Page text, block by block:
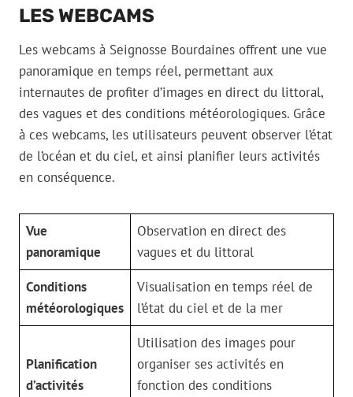
LES WEBCAMS
Les webcams à Seignosse Bourdaines offrent une vue
panoramique en temps réel, permettant aux
internautes de profiter d’images en direct du littoral,
des vagues et des conditions météorologiques. Grâce
à ces webcams, les utilisateurs peuvent observer l’état
de l’océan et du ciel, et ainsi planifier leurs activités
en conséquence.
Vue
panoramique
Observation en direct des
vagues et du littoral
Conditions
météorologiques
Visualisation en temps réel de
l’état du ciel et de la mer
Planification
d’activités
Utilisation des images pour
organiser ses activités en
fonction des conditions